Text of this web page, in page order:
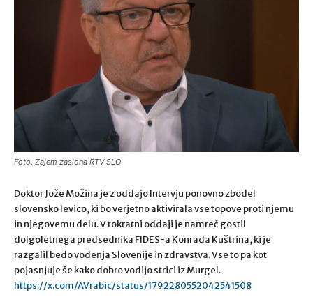
Foto. Zajem zaslona RTV SLO
Doktor Jože Možina je z oddajo Intervju ponovno zbodel
slovensko levico, ki bo verjetno aktivirala vse topove proti njemu
in njegovemu delu. V tokratni oddaji je namreč gostil
dolgoletnega predsednika FIDES-a Konrada Kuštrina, ki je
razgalil bedo vodenja Slovenije in zdravstva. Vse to pa kot
pojasnjuje še kako dobro vodijo strici iz Murgel.
https://x.com/AVrabic/status/1792280552042541508